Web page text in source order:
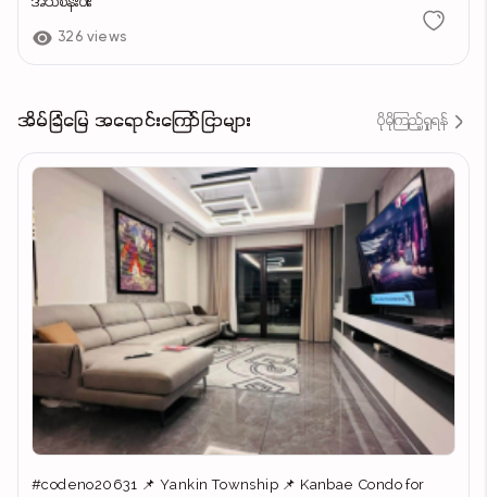
326 views
အိမ်ခြံမြေ အရောင်းကြော်ငြာများ ပိုမိုကြည့်ရှုရန်
#codeno20631 📌 Yankin Township 📌 Kanbae Condo for